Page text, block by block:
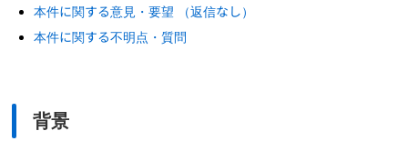
本件に関する意見・要望 （返信なし）
本件に関する不明点・質問
背景